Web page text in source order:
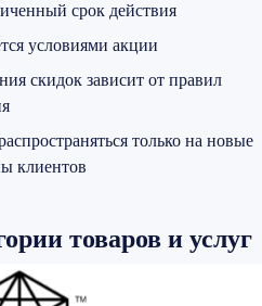
срок действия
условиями акции
скидок зависит от правил
только на новые
клиентов
товаров и услуг
выбирают: